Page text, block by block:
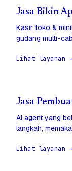
Jasa Bikin
Kasir toko &
gudang multi-
Lihat layanan
Jasa
AI agent yang
langkah,
Lihat layanan